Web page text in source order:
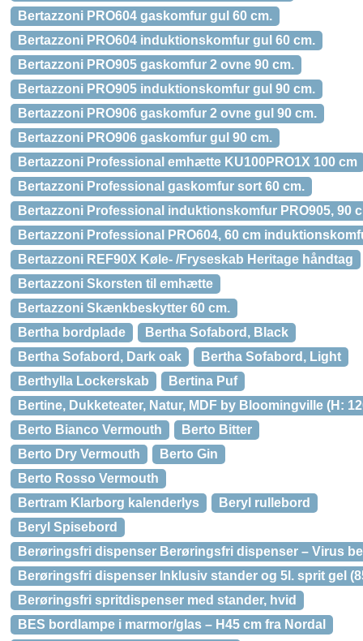
Bertazzoni PRO604 gaskomfur gul 60 cm.
Bertazzoni PRO604 induktionskomfur gul 60 cm.
Bertazzoni PRO905 gaskomfur 2 ovne 90 cm.
Bertazzoni PRO905 induktionskomfur gul 90 cm.
Bertazzoni PRO906 gaskomfur 2 ovne gul 90 cm.
Bertazzoni PRO906 gaskomfur gul 90 cm.
Bertazzoni Professional emhætte KU100PRO1X 100 cm
Bertazzoni Professional gaskomfur sort 60 cm.
Bertazzoni Professional induktionskomfur PRO905, 90
Bertazzoni Professional PRO604, 60 cm
Bertazzoni REF90X Køle- /Fryseskab Heritage håndtag
Bertazzoni Skorsten til emhætte
Bertazzoni Skænkbeskytter 60 cm.
Bertha bordplade
Bertha Sofabord, Black
Bertha Sofabord, Dark oak
Bertha Sofabord, Light
Berthylla Lockerskab
Bertina Puf
Bertine, Dukketeater, Natur, MDF by Bloomingville (H:
Berto Bianco Vermouth
Berto Bitter
Berto Dry Vermouth
Berto Gin
Berto Rosso Vermouth
Bertram Klarborg kalenderlys
Beryl rullebord
Beryl Spisebord
Berøringsfri dispenser Berøringsfri dispenser – Virus
Berøringsfri dispenser Inklusiv stander og 5l. sprit gel
Berøringsfri spritdispenser med stander, hvid
BES bordlampe i marmor/glas – H45 cm fra Nordal